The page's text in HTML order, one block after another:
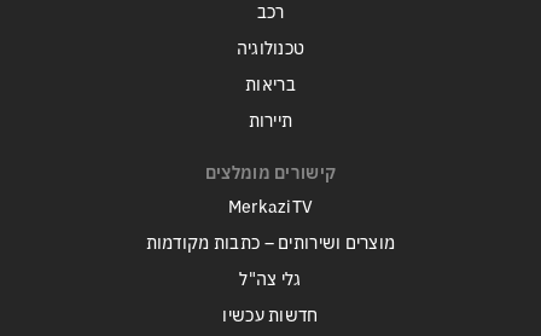
רכב
טכנולוגיה
בריאות
תיירות
קישורים מומלצים
MerkaziTV
מוצרים ושירותים – כתבות מקודמות
גלי צה"ל
חדשות עכשיו